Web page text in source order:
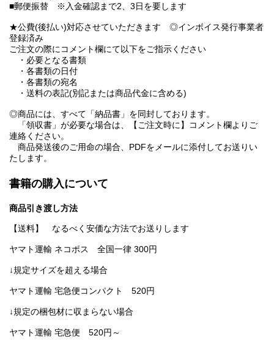
■郵便振替 ※入金確認まで2、3日を要します
★公費(後払い)対応させていただきます ◎インボイス発行事業者
登録済み
ご注文の際にコメント欄にて以下をご指示ください
・必要となる書類
・各書類の日付
・各書類の宛名
・送料の表記(別記または商品代金に含める)
◎商品には、すべて「納品書」を同封しております。
「領収書」が必要な場合は、【ご注文時に】コメント欄よりご
連絡ください。
商品発送後のご用命の場合、PDFをメールに添付してお送りい
たします。
書籍の購入について
商品引き渡し方法
【送料】 なるべく安価な方法でお送りします
ヤマト運輸 ネコポス 全国一律 300円
↓規定サイズを超える場合
ヤマト運輸 宅急便コンパクト 520円
↓規定の梱包材に収まらない場合
ヤマト運輸 宅急便 520円～